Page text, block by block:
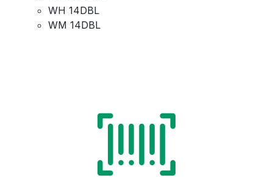
WH 14DBL
WM 14DBL